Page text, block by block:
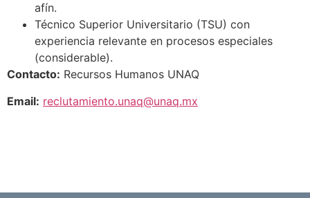
afín.
Técnico Superior Universitario (TSU) con
experiencia relevante en procesos especiales
(considerable).
Contacto: Recursos Humanos UNAQ
Email: reclutamiento.unaq@unaq.mx